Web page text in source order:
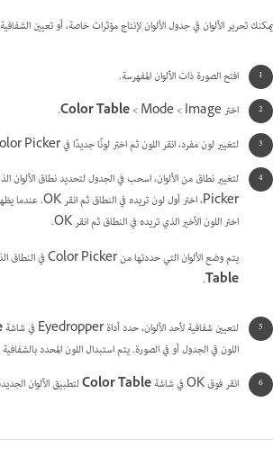
يمكنك تحرير الألوان في جدول الألوان لإنتاج مؤثرات خاصة، أو تعيين
افتح الصورة ذات الألوان المفهرسة.
اختر Image ‏> Mode ‏>
Color Table
.
لتغيير لون مفرد، انقر اللون ثم اختر لونًا جديدًا في Color Picker.
اختر اللون الأخير الذي تريده في النطاق ثم انقر OK.
يتم وضع الألوان التي حددتها من Color Picker في النطاق الذي حددته في شاشة
Table
.
لتعيين شفافية لأحد الألوان، حدد أداة Eyedropper في شاشة
اللون في الجدول أو في الصورة. يتم استبدال اللون المحدد
انقر فوق OK في شاشة
Color Tableلتطبيق الألوان